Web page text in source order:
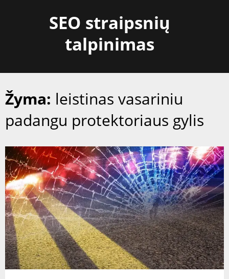
SEO straipsnių
talpinimas
Žyma: leistinas vasariniu
padangu protektoriaus gylis